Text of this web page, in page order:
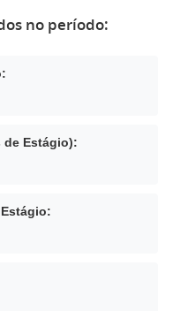
no período:
de Estágio):